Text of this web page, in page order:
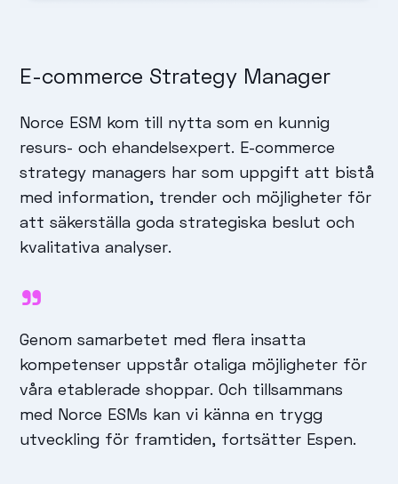
E-commerce Strategy Manager
Norce ESM kom till nytta som en kunnig
resurs- och ehandelsexpert. E-commerce
strategy managers har som uppgift att bistå
med information, trender och möjligheter för
att säkerställa goda strategiska beslut och
kvalitativa analyser.
Genom samarbetet med flera insatta
kompetenser uppstår otaliga möjligheter för
våra etablerade shoppar. Och tillsammans
med Norce ESMs kan vi känna en trygg
utveckling för framtiden, fortsätter Espen.